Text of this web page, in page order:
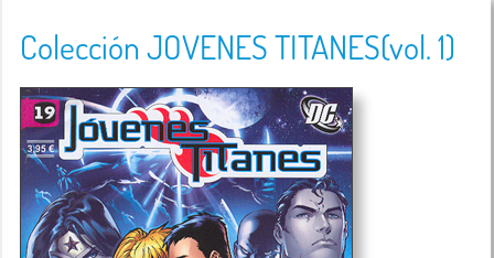
Colección JOVENES TITANES(vol. 1)